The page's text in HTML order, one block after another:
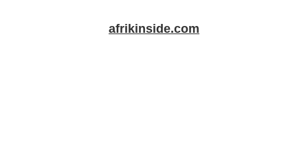
afrikinside.com